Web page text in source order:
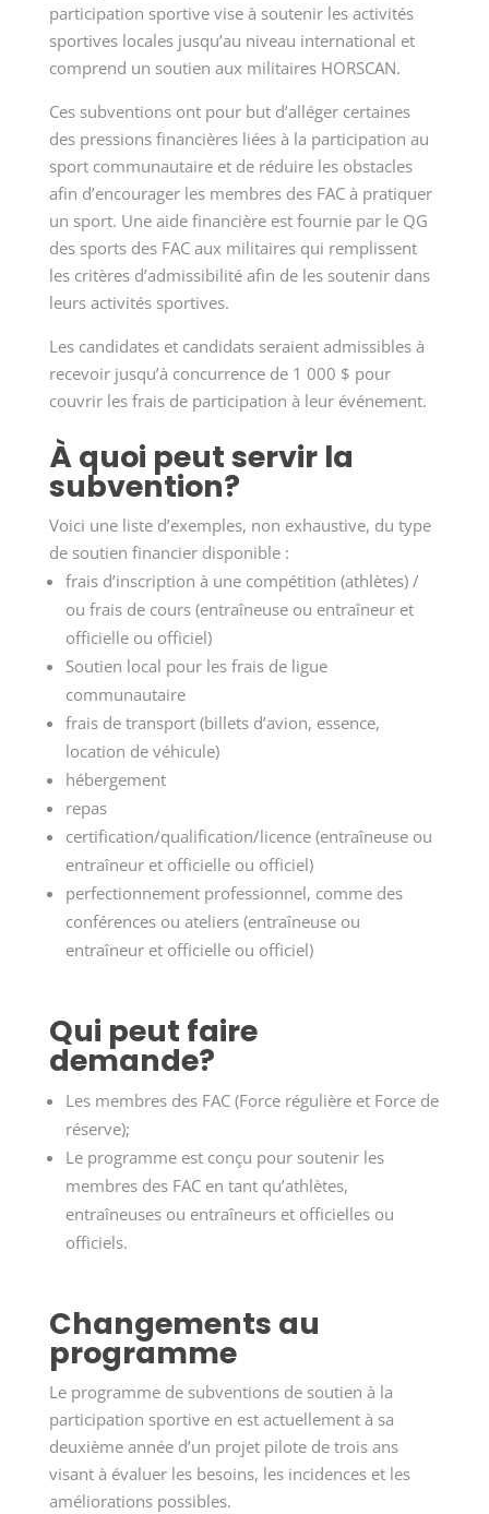
participation sportive vise à soutenir les activités
sportives locales jusqu’au niveau international et
comprend un soutien aux militaires HORSCAN.
Ces subventions ont pour but d’alléger certaines
des pressions financières liées à la participation au
sport communautaire et de réduire les obstacles
afin d’encourager les membres des FAC à pratiquer
un sport. Une aide financière est fournie par le QG
des sports des FAC aux militaires qui remplissent
les critères d’admissibilité afin de les soutenir dans
leurs activités sportives.
Les candidates et candidats seraient admissibles à
recevoir jusqu’à concurrence de 1 000 $ pour
couvrir les frais de participation à leur événement.
À quoi peut servir la
subvention?
Voici une liste d’exemples, non exhaustive, du type
de soutien financier disponible :
frais d’inscription à une compétition (athlètes) /
ou frais de cours (entraîneuse ou entraîneur et
officielle ou officiel)
Soutien local pour les frais de ligue
communautaire
frais de transport (billets d’avion, essence,
location de véhicule)
hébergement
repas
certification/qualification/licence (entraîneuse ou
entraîneur et officielle ou officiel)
perfectionnement professionnel, comme des
conférences ou ateliers (entraîneuse ou
entraîneur et officielle ou officiel)
Qui peut faire
demande?
Les membres des FAC (Force régulière et Force de
réserve);
Le programme est conçu pour soutenir les
membres des FAC en tant qu’athlètes,
entraîneuses ou entraîneurs et officielles ou
officiels.
Changements au
programme
Le programme de subventions de soutien à la
participation sportive en est actuellement à sa
deuxième année d’un projet pilote de trois ans
visant à évaluer les besoins, les incidences et les
améliorations possibles.